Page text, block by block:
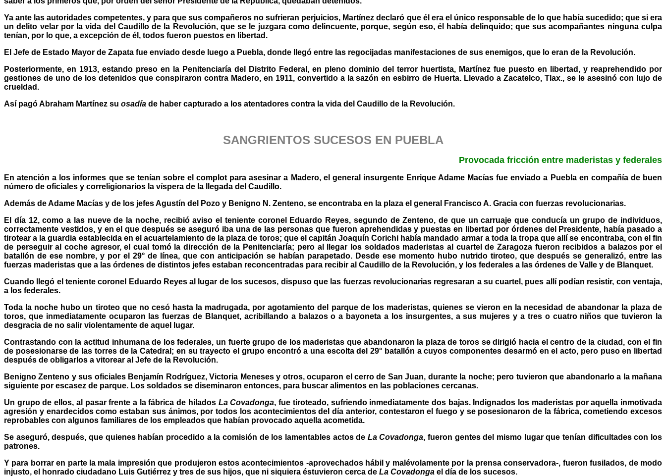
Ya ante las autoridades competentes, y para que sus compañeros no sufrieran perjuicios, Martínez declaró que él era el único responsable de lo que había sucedido; que si era
un delito velar por la vida del Caudillo de la Revolución, que se le juzgara como delincuente, porque, según eso, él había delinquido; que sus acompañantes ninguna culpa
tenían, por lo que, a excepción de él, todos fueron puestos en libertad.
El Jefe de Estado Mayor de Zapata fue enviado desde luego a Puebla, donde llegó entre las regocijadas manifestaciones de sus enemigos, que lo eran de la Revolución.
Posteriormente, en 1913, estando preso en la Penitenciaría del Distrito Federal, en pleno dominio del terror huertista, Martínez fue puesto en libertad, y reaprehendido por
gestiones de uno de los detenidos que conspiraron contra Madero, en 1911, convertido a la sazón en esbirro de Huerta. Llevado a Zacatelco, Tlax., se le asesinó con lujo de
crueldad.
Así pagó Abraham Martínez su osadía de haber capturado a los atentadores contra la vida del Caudillo de la Revolución.
SANGRIENTOS SUCESOS EN PUEBLA
Provocada fricción entre maderistas y federales
En atención a los informes que se tenían sobre el complot para asesinar a Madero, el general insurgente Enrique Adame Macías fue enviado a Puebla en compañía de buen
número de oficiales y correligionarios la víspera de la llegada del Caudillo.
Además de Adame Macías y de los jefes Agustín del Pozo y Benigno N. Zenteno, se encontraba en la plaza el general Francisco A. Gracia con fuerzas revolucionarias.
El día 12, como a las nueve de la noche, recibió aviso el teniente coronel Eduardo Reyes, segundo de Zenteno, de que un carruaje que conducía un grupo de individuos,
correctamente vestidos, y en el que después se aseguró iba una de las personas que fueron aprehendidas y puestas en libertad por órdenes del Presidente, había pasado a
tirotear a la guardia establecida en el acuartelamiento de la plaza de toros; que el capitán Joaquín Corichi había mandado armar a toda la tropa que allí se encontraba, con el fin
de perseguir al coche agresor, el cual tomó la dirección de la Penitenciaría; pero al llegar los soldados maderistas al cuartel de Zaragoza fueron recibidos a balazos por el
batallón de ese nombre, y por el 29° de línea, que con anticipación se habían parapetado. Desde ese momento hubo nutrido tiroteo, que después se generalizó, entre las
fuerzas maderistas que a las órdenes de distintos jefes estaban reconcentradas para recibir al Caudillo de la Revolución, y los federales a las órdenes de Valle y de Blanquet.
Cuando llegó el teniente coronel Eduardo Reyes al lugar de los sucesos, dispuso que las fuerzas revolucionarias regresaran a su cuartel, pues allí podían resistir, con ventaja,
a los federales.
Toda la noche hubo un tiroteo que no cesó hasta la madrugada, por agotamiento del parque de los maderistas, quienes se vieron en la necesidad de abandonar la plaza de
toros, que inmediatamente ocuparon las fuerzas de Blanquet, acribillando a balazos o a bayoneta a los insurgentes, a sus mujeres y a tres o cuatro niños que tuvieron la
desgracia de no salir violentamente de aquel lugar.
Contrastando con la actitud inhumana de los federales, un fuerte grupo de los maderistas que abandonaron la plaza de toros se dirigió hacia el centro de la ciudad, con el fin
de posesionarse de las torres de la Catedral; en su trayecto el grupo encontró a una escolta del 29° batallón a cuyos componentes desarmó en el acto, pero puso en libertad
después de obligarlos a vitorear al Jefe de la Revolución.
Benigno Zenteno y sus oficiales Benjamín Rodríguez, Victoria Meneses y otros, ocuparon el cerro de San Juan, durante la noche; pero tuvieron que abandonarlo a la mañana
siguiente por escasez de parque. Los soldados se diseminaron entonces, para buscar alimentos en las poblaciones cercanas.
Un grupo de ellos, al pasar frente a la fábrica de hilados La Covadonga, fue tiroteado, sufriendo inmediatamente dos bajas. Indignados los maderistas por aquella inmotivada
agresión y enardecidos como estaban sus ánimos, por todos los acontecimientos del día anterior, contestaron el fuego y se posesionaron de la fábrica, cometiendo excesos
reprobables con algunos familiares de los empleados que habían provocado aquella acometida.
Se aseguró, después, que quienes habían procedido a la comisión de los lamentables actos de La Covadonga, fueron gentes del mismo lugar que tenían dificultades con los
patrones.
Y para borrar en parte la mala impresión que produjeron estos acontecimientos -aprovechados hábil y malévolamente por la prensa conservadora-, fueron fusilados, de modo
injusto, el honrado ciudadano Luis Gutiérrez y tres de sus hijos, que ni siquiera éstuvieron cerca de La Covadonga el día de los sucesos.